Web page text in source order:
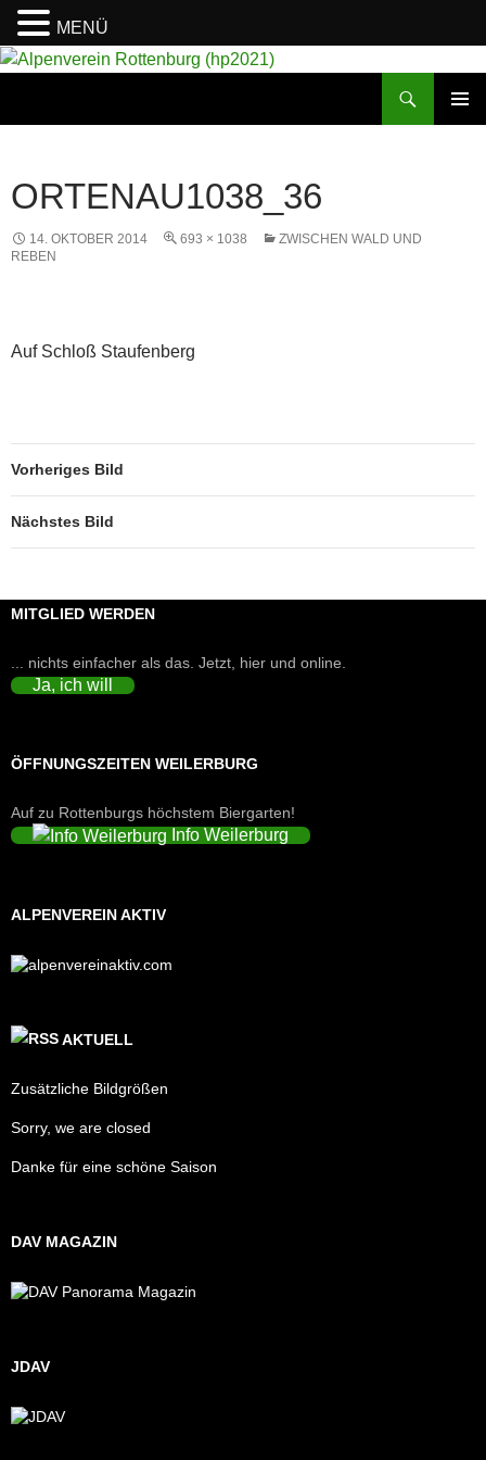
ORTENAU1038_36
14. OKTOBER 2014 693 × 1038
ZWISCHEN WALD UND
REBEN
Auf Schloß Staufenberg
Vorheriges Bild
Nächstes Bild
MITGLIED WERDEN
... nichts einfacher als das. Jetzt, hier und online.
Ja, ich will
ÖFFNUNGSZEITEN WEILERBURG
Auf zu Rottenburgs höchstem Biergarten!
Info Weilerburg
ALPENVEREIN AKTIV
AKTUELL
Zusätzliche Bildgrößen
Sorry, we are closed
Danke für eine schöne Saison
DAV MAGAZIN
JDAV
MENÜ